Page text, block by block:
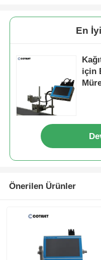
En
için
Önerilen Ürünler